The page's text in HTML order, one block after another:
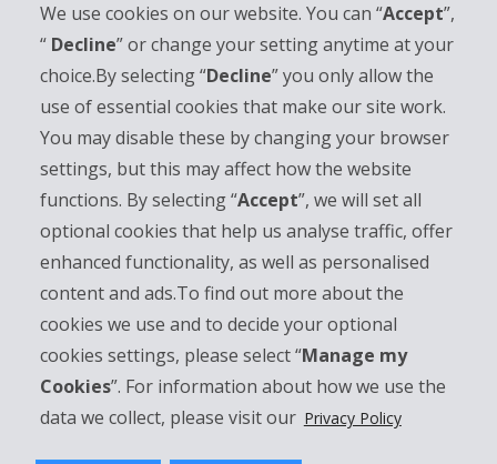
We use cookies on our website. You can “Accept”,
“ Decline” or change your setting anytime at your
choice.By selecting “Decline” you only allow the
use of essential cookies that make our site work.
You may disable these by changing your browser
settings, but this may affect how the website
functions. By selecting “Accept”, we will set all
optional cookies that help us analyse traffic, offer
enhanced functionality, as well as personalised
content and ads.To find out more about the
cookies we use and to decide your optional
cookies settings, please select “Manage my
Cookies”. For information about how we use the
data we collect, please visit our Privacy Policy
Bedrijfsinformatie
Bedrijf
Klantenservice
Boek bij Hertz